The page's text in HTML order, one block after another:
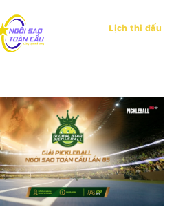
Lịch thi đấu